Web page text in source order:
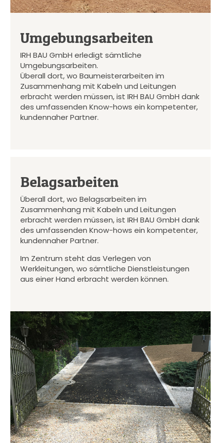
Umgebungsarbeiten
IRH BAU GmbH erledigt sämtliche
Umgebungsarbeiten.
Überall dort, wo Baumeisterarbeiten im
Zusammenhang mit Kabeln und Leitungen
erbracht werden müssen, ist IRH BAU GmbH dank
des umfassenden Know-hows ein kompetenter,
kundennaher Partner.
Belagsarbeiten
Überall dort, wo Belagsarbeiten im
Zusammenhang mit Kabeln und Leitungen
erbracht werden müssen, ist IRH BAU GmbH dank
des umfassenden Know-hows ein kompetenter,
kundennaher Partner.
Im Zentrum steht das Verlegen von
Werkleitungen, wo sämtliche Dienstleistungen
aus einer Hand erbracht werden können.